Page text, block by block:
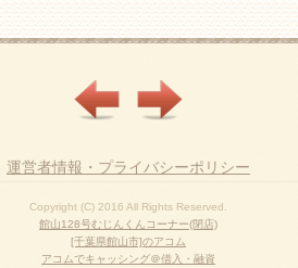
運営者情報・プライバシーポリシー
Copyright (C) 2016 All Rights Reserved.
館山128号むじんくんコーナー(閉店)
[千葉県館山市]のアコム
アコムでキャッシング＠借入・融資